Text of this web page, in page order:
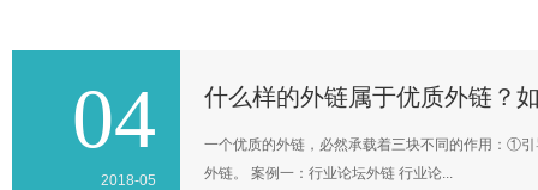
04
2018-05
什么样的外链属于优质外链？
一个优质的外链，必然承载着三块不同的作用：①
外链。 案例一：行业论坛外链 行业论...